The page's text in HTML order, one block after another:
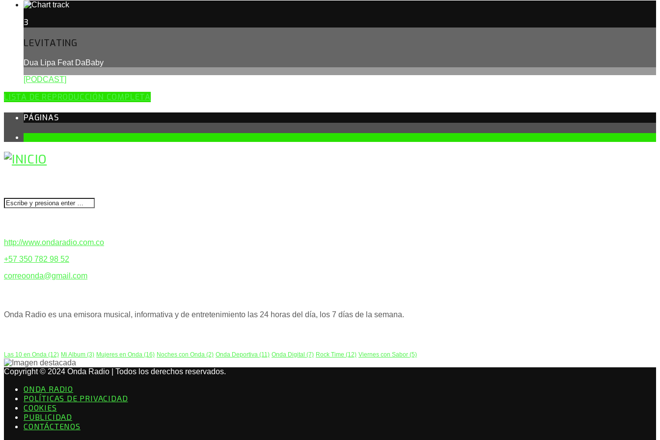
3
LEVITATING
Dua Lipa Feat DaBaby
[PODCAST]
LISTA DE REPRODUCCIÓN COMPLETA
PÁGINAS
http://www.ondaradio.com.co
+57 350 782 98 52
correoonda@gmail.com
Onda Radio es una emisora musical, informativa y de entretenimiento las 24 horas del día, los 7 días de la semana.
Las 10 en Onda (12) Mi Album (3) Mujeres en Onda (16) Noches con Onda (2) Onda Deportiva (11) Onda Digital (7) Rock Time (12) Viernes con Sabor (5)
Copyright © 2024 Onda Radio | Todos los derechos reservados.
ONDA RADIO
POLÍTICAS DE PRIVACIDAD
COOKIES
PUBLICIDAD
CONTÁCTENOS